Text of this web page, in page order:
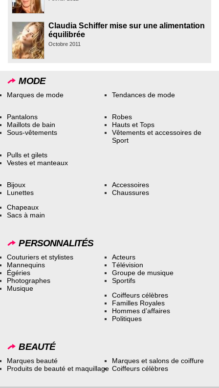
Claudia Schiffer mise sur une alimentation
équilibrée
Octobre 2011
MODE
Marques de mode Tendances de mode
Pantalons
Maillots de bain
Sous-vêtements
Robes
Hauts et Tops
Vêtements et accessoires de
Sport
Pulls et gilets
Vestes et manteaux
Bijoux
Lunettes
Accessoires
Chaussures
Chapeaux
Sacs à main
PERSONNALITÉS
Couturiers et stylistes
Mannequins
Égéries
Photographes
Musique
Acteurs
Télévision
Groupe de musique
Sportifs
Coiffeurs célèbres
Familles Royales
Hommes d’affaires
Politiques
BEAUTÉ
Marques beauté
Produits de beauté et maquillage
Marques et salons de coiffure
Coiffeurs célèbres